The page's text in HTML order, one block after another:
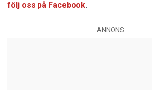
följ oss på Facebook.
ANNONS